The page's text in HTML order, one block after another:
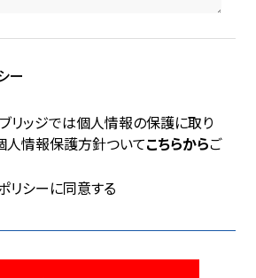
ー
リッジでは個人情報の保護に取り
人情報保護方針ついてこちらからご
リシーに同意する